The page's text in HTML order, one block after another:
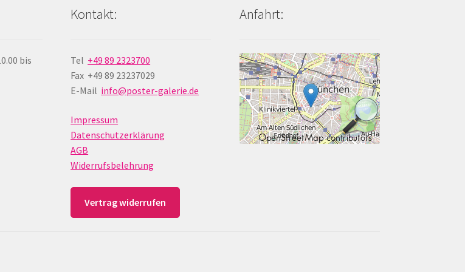
bis
Kontakt:
Tel +49 89 2323700
Fax +49 89 23237029
E-Mail info@poster-galerie.de
Impressum
Datenschutzerklärung
AGB
Widerrufsbelehrung
Vertrag widerrufen
Anfahrt: